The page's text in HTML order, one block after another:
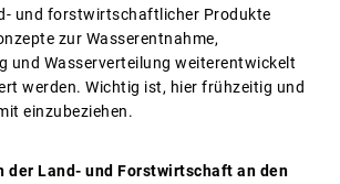
und forstwirtschaftlicher Produkte
zur Wasserentnahme,
und Wasserverteilung weiterentwickelt
werden. Wichtig ist, hier frühzeitig und
einzubeziehen.
der Land- und Forstwirtschaft an den